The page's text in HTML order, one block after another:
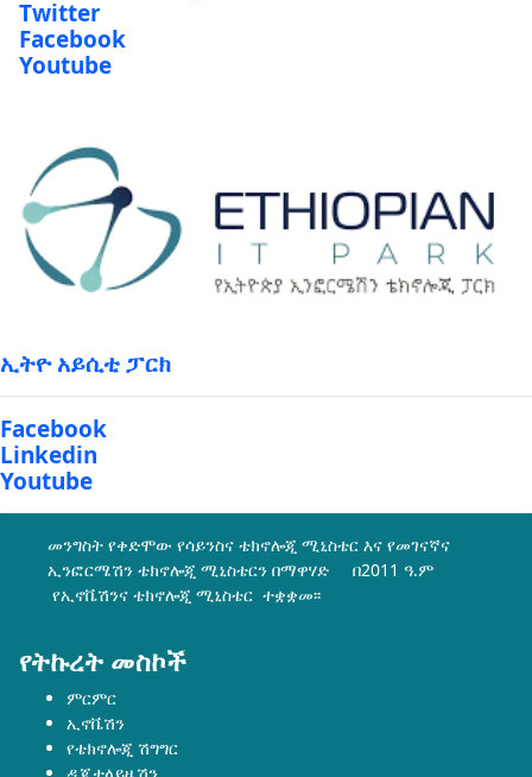
Twitter
Facebook
Youtube
ኢትዮ አይሲቲ ፓርክ
Facebook
Linkedin
Youtube
መንግስት የቀድሞው የሳይንስና ቴክኖሎጂ ሚኒስቴር እና የመገናኛና
ኢንፎርሜሽን ቴክኖሎጂ ሚኒስቴርን በማዋሃድ በ2011 ዓ.ም
የኢኖቬሽንና ቴክኖሎጂ ሚኒስቴር ተቋቋመ፡፡
የትኩረት መስኮች
ምርምር
ኢኖቬሽን
የቴክኖሎጂ ሽግግር